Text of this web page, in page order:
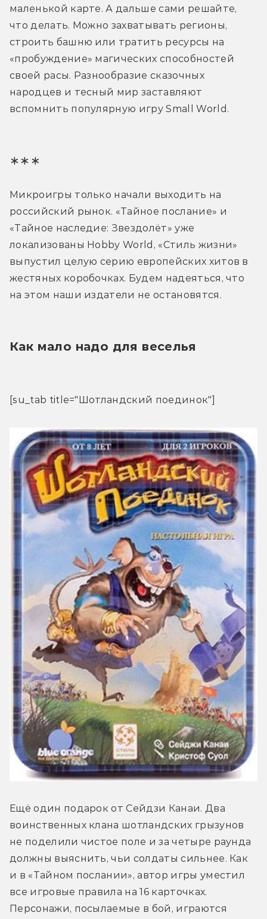
маленькой карте. А дальше сами решайте,
что делать. Можно захватывать регионы,
строить башню или тратить ресурсы на
«пробуждение» магических способностей
своей расы. Разнообразие сказочных
народцев и тесный мир заставляют
вспомнить популярную игру Small World.
∗∗∗
Микроигры только начали выходить на
российский рынок. «Тайное послание» и
«Тайное наследие: Звездолёт» уже
локализованы Hobby World, «Стиль жизни»
выпустил целую серию европейских хитов в
жестяных коробочках. Будем надеяться, что
на этом наши издатели не остановятся.
Как мало надо для веселья
[su_tab title="Шотландский поединок"]
Ещё один подарок от Сейдзи Канаи. Два
воинственных клана шотландских грызунов
не поделили чистое поле и за четыре раунда
должны выяснить, чьи солдаты сильнее. Как
и в «Тайном послании», автор игры уместил
все игровые правила на 16 карточках.
Персонажи, посылаемые в бой, играются